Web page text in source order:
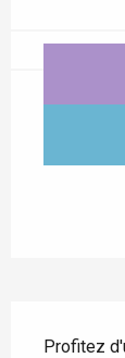
Profitez